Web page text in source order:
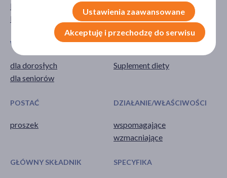
Bez glutenu
Bez laktozy
WIEK
dla dorosłych
dla seniorów
TYP PRODUKTU
Suplement diety
POSTAĆ
proszek
DZIAŁANIE/WŁAŚCIWOŚCI
wspomagające
wzmacniające
GŁÓWNY SKŁADNIK SPECYFIKA
Ustawienia zaawansowane
Akceptuję i przechodzę do serwisu